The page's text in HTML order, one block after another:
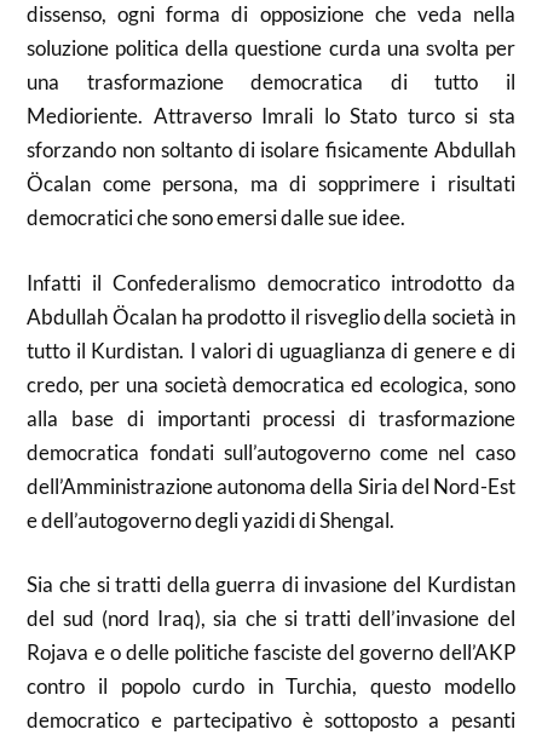
dissenso, ogni forma di opposizione che veda nella
soluzione politica della questione curda una svolta per
una trasformazione democratica di tutto il
Medioriente. Attraverso Imrali lo Stato turco si sta
sforzando non soltanto di isolare fisicamente Abdullah
Öcalan come persona, ma di sopprimere i risultati
democratici che sono emersi dalle sue idee.
Infatti il Confederalismo democratico introdotto da
Abdullah Öcalan ha prodotto il risveglio della società in
tutto il Kurdistan. I valori di uguaglianza di genere e di
credo, per una società democratica ed ecologica, sono
alla base di importanti processi di trasformazione
democratica fondati sull’autogoverno come nel caso
dell’Amministrazione autonoma della Siria del Nord-Est
e dell’autogoverno degli yazidi di Shengal.
Sia che si tratti della guerra di invasione del Kurdistan
del sud (nord Iraq), sia che si tratti dell’invasione del
Rojava e o delle politiche fasciste del governo dell’AKP
contro il popolo curdo in Turchia, questo modello
democratico e partecipativo è sottoposto a pesanti